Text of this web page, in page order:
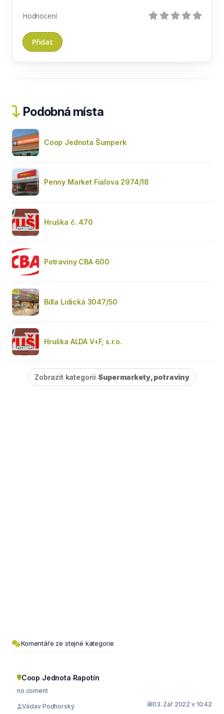
Hodnocení
Podobná místa
Coop Jednota Šumperk
Penny Market Fialova 2974/18
Hruška č. 470
Potraviny CBA 600
Billa Lidická 3047/50
Hruška ALDA V+F, s.r.o.
Zobrazit kategorii Supermarkety, potraviny
Komentáře ze stejné kategorie
Coop Jednota Rapotín
no coment
Václav Podhorský 03. Zář 2022 v 10:42